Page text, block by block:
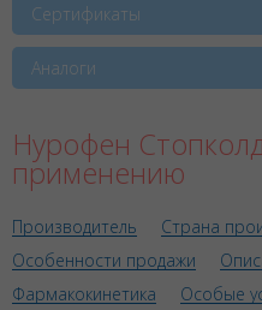
Сертификаты
Аналоги
Нурофен
применению
Производитель Страна
Особенности продажи
Фармакокинетика
Особые